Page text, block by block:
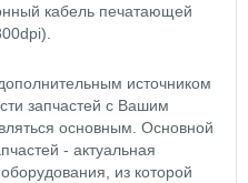
кабель печатающей
источником
запчастей с Вашим
основным. Основной
- актуальная
из которой